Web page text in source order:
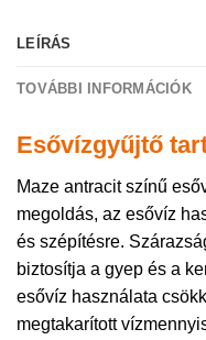
LEÍRÁS
TOVÁBBI INFORMÁCIÓK
Esővízgyűjtő
Maze antracit színű
megoldás, az esővíz
és szépítésre.
biztosítja a gyep és a
esővíz használata
megtakarított